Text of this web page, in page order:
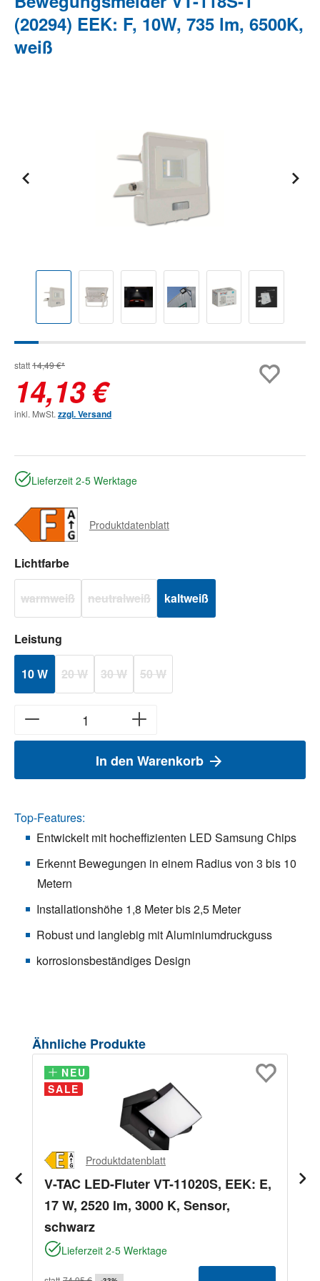
(20294) EEK: F, 10W, 735 lm, 6500K,
weiß
statt14,49 €*
14,13 €
inkl. MwSt. zzgl. Versand
Lieferzeit 2-5 Werktage
Produktdatenblatt
Lichtfarbeauswählen
warmweiß(Diese Option ist zurzeit nicht verfügbar.)
neutralweiß(Diese Option ist zurzeit nicht verfügbar.)
kaltweiß
Leistung
10 W 20 W(Diese Option ist zurzeit nicht verfügbar.)
30 W(Diese Option ist zurzeit nicht verfügbar.)
50 W(Diese Option ist zurzeit nicht verfügbar.)
In den Warenkorb
Top-Features:
Entwickelt mit hocheffizienten LED Samsung Chips
Erkennt Bewegungen in einem Radius von 3 bis 10
Metern
Installationshöhe 1,8 Meter bis 2,5 Meter
Robust und langlebig mit Aluminiumdruckguss
korrosionsbeständiges Design
Produktgalerie überspringen
Ähnliche Produkte
NEU
SALE
NEU
Produktdatenblatt
V-TAC LED-Fluter VT-11020S, EEK: E,
17 W, 2520 lm, 3000 K, Sensor,
schwarz
Lieferzeit 2-5 Werktage